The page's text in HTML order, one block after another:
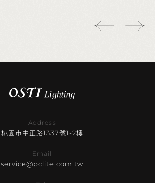
Address
桃園市中正路1337號1-2樓
Email
service@pclite.com.tw